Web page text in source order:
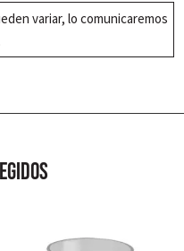
variar, lo comunicaremos